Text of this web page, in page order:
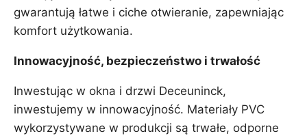
gwarantują łatwe i ciche otwieranie, zapewniając
komfort użytkowania.
Innowacyjność, bezpieczeństwo i trwałość
Inwestując w okna i drzwi Deceuninck,
inwestujemy w innowacyjność. Materiały PVC
wykorzystywane w produkcji są trwałe, odporne